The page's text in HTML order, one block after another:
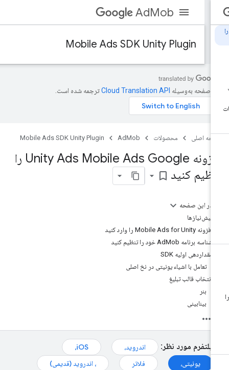
AdMob
Mobile Ads SDK Unity Plugin
صفحه به‌وسیله ترجمه شده است.
اصلی محصولات AdMob
Mobile Ads SDK Unity Plugin
افزونه Unity Ads Mobile Ads Google را
کنیدbookmark_border
در این صفحه
پیش‌نیازها
افزونه Mobile Ads for Unity را وارد کنید
شناسه برنامه AdMob خود را تنظیم کنید
مقداردهی اولیه SDK
تعامل با اشیاء یونیتی در نخ اصلی
انتخاب قالب تبلیغ
بینابینی
پلتفرم مورد نظر: اندروید،
iOS،
یونیتی،
فلاتر ، اندروید (قدیمی)